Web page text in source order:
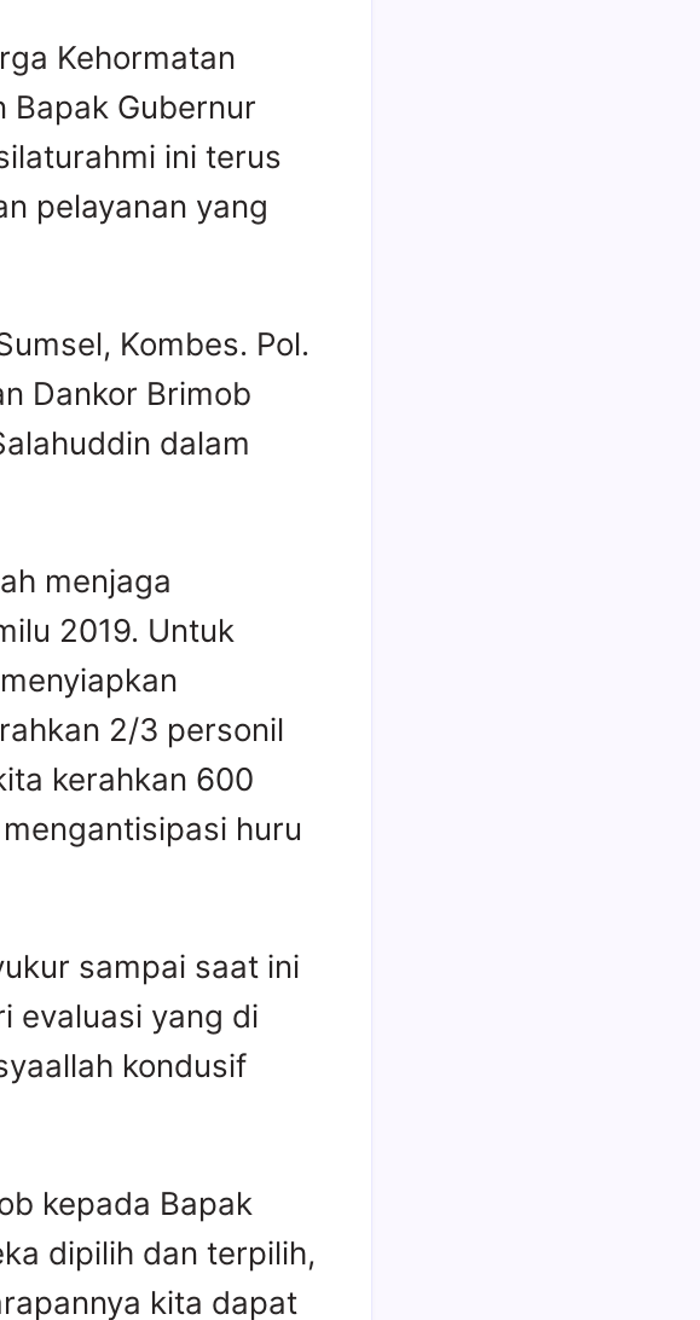
Kehormatan
Bapak Gubernur
ini terus
pelayanan yang
Kombes. Pol.
Dankor Brimob
dalam
menjaga
2019. Untuk
2/3 personil
kerahkan 600
huru
sampai saat ini
evaluasi yang di
kondusif
kepada Bapak
dipilih dan terpilih,
kita dapat